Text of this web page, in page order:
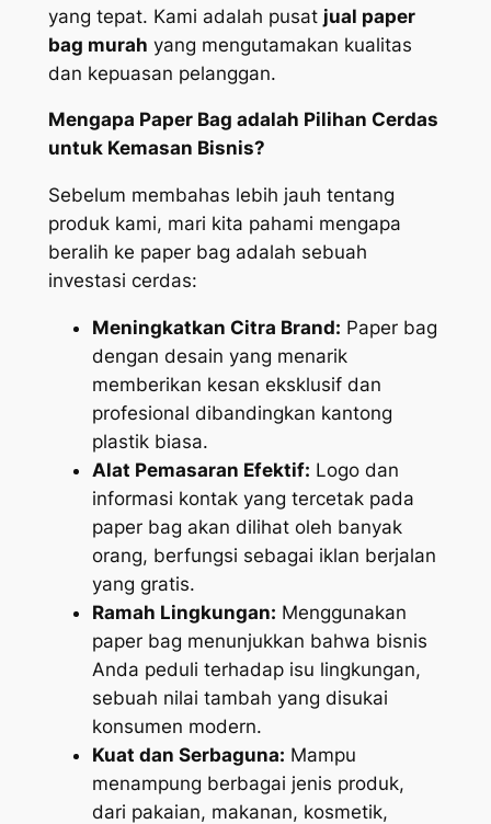
yang tepat. Kami adalah pusat jual paper
bag murah yang mengutamakan kualitas
dan kepuasan pelanggan.
Mengapa Paper Bag adalah Pilihan Cerdas
untuk Kemasan Bisnis?
Sebelum membahas lebih jauh tentang
produk kami, mari kita pahami mengapa
beralih ke paper bag adalah sebuah
investasi cerdas:
Meningkatkan Citra Brand: Paper bag
dengan desain yang menarik
memberikan kesan eksklusif dan
profesional dibandingkan kantong
plastik biasa.
Alat Pemasaran Efektif: Logo dan
informasi kontak yang tercetak pada
paper bag akan dilihat oleh banyak
orang, berfungsi sebagai iklan berjalan
yang gratis.
Ramah Lingkungan: Menggunakan
paper bag menunjukkan bahwa bisnis
Anda peduli terhadap isu lingkungan,
sebuah nilai tambah yang disukai
konsumen modern.
Kuat dan Serbaguna: Mampu
menampung berbagai jenis produk,
dari pakaian, makanan, kosmetik,